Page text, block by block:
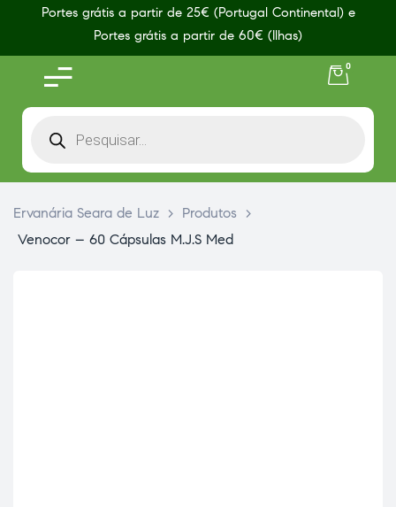
Portes grátis a partir de 25€ (Portugal Continental) e
Portes grátis a partir de 60€ (Ilhas)
0
Ervanária Seara de Luz > Produtos
>
Venocor – 60 Cápsulas M.J.S Med